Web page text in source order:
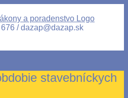
/ dazap@dazap.sk
stavebníckych